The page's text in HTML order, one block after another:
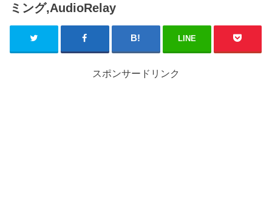
ミング,AudioRelay
LINE
スポンサードリンク